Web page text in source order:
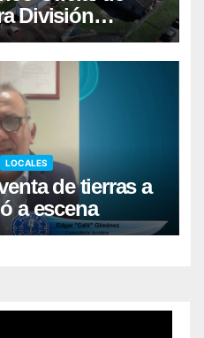
División
22/8
LOCALES
de tierras a
a escena